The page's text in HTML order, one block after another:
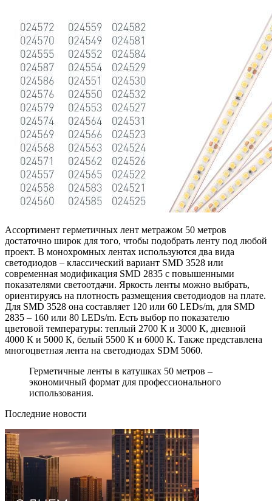
Ассортимент герметичных лент метражом 50 метров
достаточно широк для того, чтобы подобрать ленту под любой
проект. В монохромных лентах используются два вида
светодиодов – классический вариант SMD 3528 или
современная модификация SMD 2835 с повышенными
показателями светоотдачи. Яркость ленты можно выбрать,
ориентируясь на плотность размещения светодиодов на плате.
Для SMD 3528 она составляет 120 или 60 LEDs/m, для SMD
2835 – 160 или 80 LEDs/m. Есть выбор по показателю
цветовой температуры: теплый 2700 К и 3000 К, дневной
4000 К и 5000 К, белый 5500 К и 6000 К. Также представлена
многоцветная лента на светодиодах SDM 5060.
Герметичные ленты в катушках 50 метров –
экономичный формат для профессионального
использования.
Последние новости